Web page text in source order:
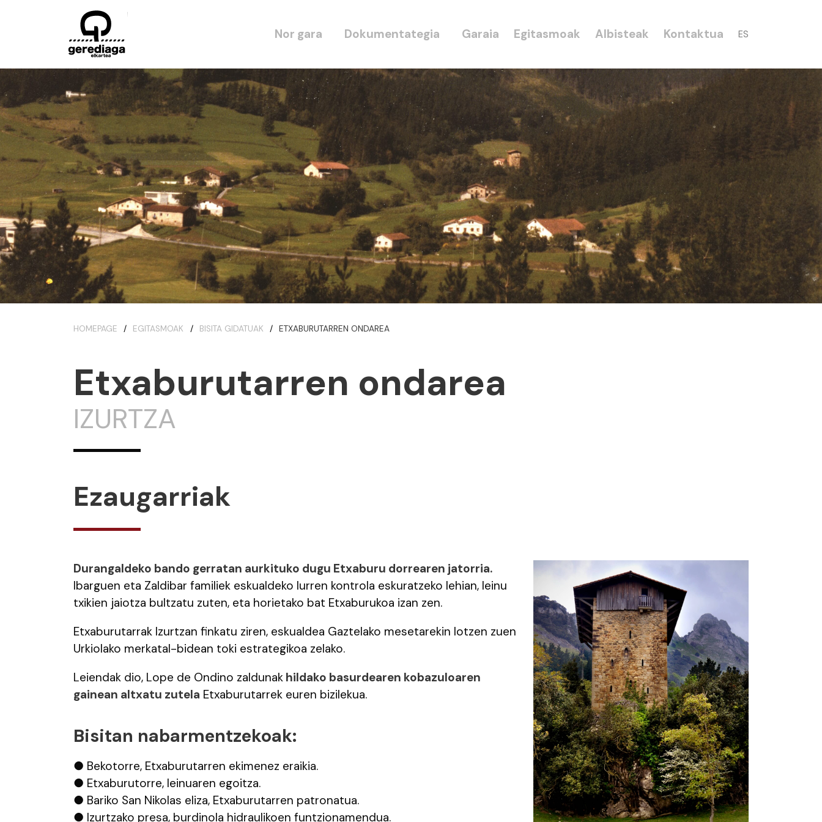
Nor gara Dokumentategia Garaia Egitasmoak Albisteak Kontaktua ES
HOMEPAGE EGITASMOAK BISITA GIDATUAK ETXABURUTARREN ONDAREA
Etxaburutarren ondarea
IZURTZA
Ezaugarriak
Durangaldeko bando gerratan aurkituko dugu Etxaburu dorrearen jatorria.
Ibarguen eta Zaldibar familiek eskualdeko lurren kontrola eskuratzeko lehian, leinu
txikien jaiotza bultzatu zuten, eta horietako bat Etxaburukoa izan zen.
Etxaburutarrak Izurtzan finkatu ziren, eskualdea Gaztelako mesetarekin lotzen zuen
Urkiolako merkatal-bidean toki estrategikoa zelako.
Leiendak dio, Lope de Ondino zaldunak hildako basurdearen kobazuloaren
gainean altxatu zutela Etxaburutarrek euren bizilekua.
Bisitan nabarmentzekoak:
● Bekotorre, Etxaburutarren ekimenez eraikia.
● Etxaburutorre, leinuaren egoitza.
● Bariko San Nikolas eliza, Etxaburutarren patronatua.
● Izurtzako presa, burdinola hidraulikoen funtzionamendua.